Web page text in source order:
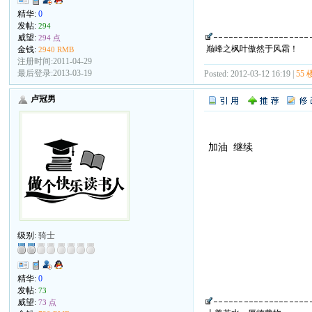
精华:0
发帖:294
威望:294 点
金钱:2940 RMB
注册时间:2011-04-29
最后登录:2013-03-19
巅峰之枫叶傲然于风霜！
Posted: 2012-03-12 16:19 |55
卢冠男
级别:骑士
精华:0
发帖:73
威望:73 点
加油 继续